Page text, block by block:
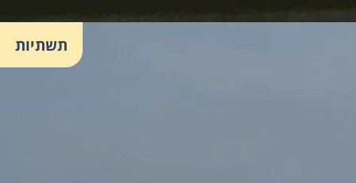
תשתיות